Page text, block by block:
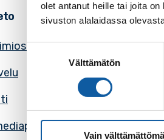
olet antanut heille tai joita
sivuston alalaidassa
Suostumuksen
Välttämätön
Vain
Asiointi